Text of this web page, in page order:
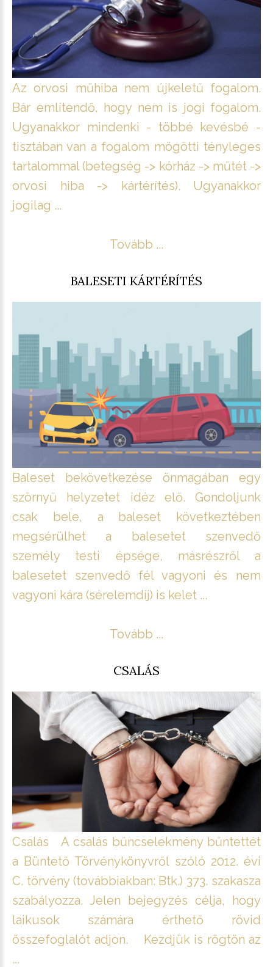
Az orvosi műhiba nem újkeletű fogalom.
Bár említendő, hogy nem is jogi fogalom.
Ugyanakkor mindenki - többé kevésbé -
tisztában van a fogalom mögötti tényleges
tartalommal (betegség -> kórház -> műtét ->
orvosi hiba -> kártérítés). Ugyanakkor
jogilag ...
Tovább ...
BALESETI KÁRTÉRÍTÉS
Baleset bekövetkezése önmagában egy
szörnyű helyzetet idéz elő. Gondoljunk
csak bele, a baleset következtében
megsérülhet a balesetet szenvedő
személy testi épsége, másrészről a
balesetet szenvedő fél vagyoni és nem
vagyoni kára (sérelemdíj) is kelet ...
Tovább ...
CSALÁS
Csalás A csalás bűncselekmény bűntettét
a Büntető Törvénykönyvről szóló 2012. évi
C. törvény (továbbiakban: Btk.) 373. szakasza
szabályozza. Jelen bejegyzés célja, hogy
laikusok számára érthető rövid
összefoglalót adjon. Kezdjük is rögtön az
...